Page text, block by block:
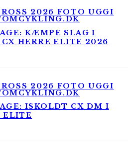
KÆMPE SLAG I
HERRE ELITE 2026
ISKOLDT CX DM I
ELITE